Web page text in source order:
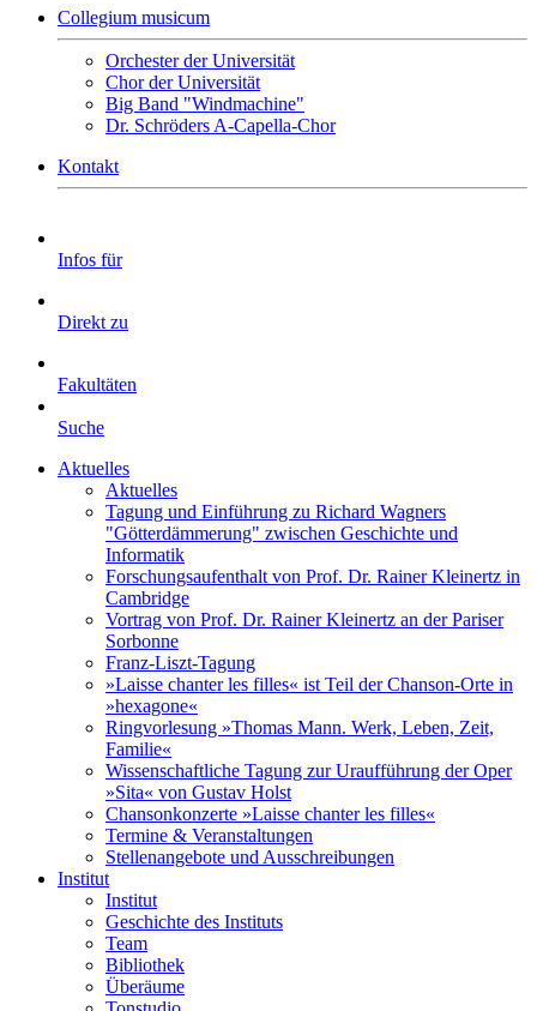
Collegium musicum
Orchester der Universität
Chor der Universität
Big Band "Windmachine"
Dr. Schröders A-Capella-Chor
Kontakt
Infos für
Direkt zu
Fakultäten
Suche
Aktuelles
Aktuelles
Tagung und Einführung zu Richard Wagners
"Götterdämmerung" zwischen Geschichte und
Informatik
Forschungsaufenthalt von Prof. Dr. Rainer Kleinertz in
Cambridge
Vortrag von Prof. Dr. Rainer Kleinertz an der Pariser
Sorbonne
Franz-Liszt-Tagung
»Laisse chanter les filles« ist Teil der Chanson-Orte in
»hexagone«
Ringvorlesung »Thomas Mann. Werk, Leben, Zeit,
Familie«
Wissenschaftliche Tagung zur Uraufführung der Oper
»Sita« von Gustav Holst
Chansonkonzerte »Laisse chanter les filles«
Termine & Veranstaltungen
Stellenangebote und Ausschreibungen
Institut
Institut
Geschichte des Instituts
Team
Bibliothek
Überäume